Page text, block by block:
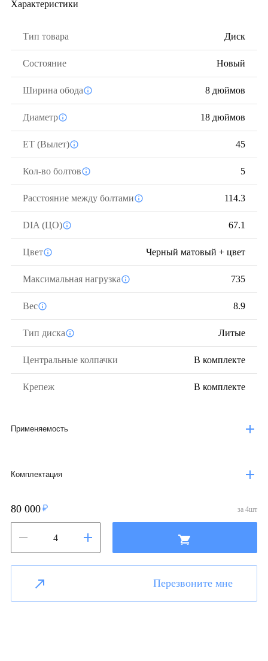
Характеристики
Тип товара Диск
Состояние Новый
Ширина обода 8 дюймов
Диаметр 18 дюймов
ЕТ (Вылет) 45
Кол-во болтов 5
Расстояние между болтами 114.3
DIA (ЦО) 67.1
Цвет Черный матовый + цвет
Максимальная нагрузка 735
Вес 8.9
Тип диска Литые
Центральные колпачки В комплекте
Крепеж В комплекте
Применяемость
Комплектация
80 000 за 4шт
Перезвоните мне